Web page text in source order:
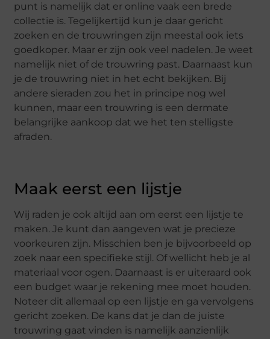
punt is namelijk dat er online vaak een brede
collectie is. Tegelijkertijd kun je daar gericht
zoeken en de trouwringen zijn meestal ook iets
goedkoper. Maar er zijn ook veel nadelen. Je weet
namelijk niet of de trouwring past. Daarnaast kun
je de trouwring niet in het echt bekijken. Bij
andere sieraden zou het in principe nog wel
kunnen, maar een trouwring is een dermate
belangrijke aankoop dat we het ten stelligste
afraden.
Maak eerst een lijstje
Wij raden je ook altijd aan om eerst een lijstje te
maken. Je kunt dan aangeven wat je precieze
voorkeuren zijn. Misschien ben je bijvoorbeeld op
zoek naar een specifieke stijl. Of wellicht heb je al
materiaal voor ogen. Daarnaast is er uiteraard ook
een budget waar je rekening mee moet houden.
Noteer dit allemaal op een lijstje en ga vervolgens
gericht zoeken. De kans dat je dan de juiste
trouwring gaat vinden is namelijk aanzienlijk